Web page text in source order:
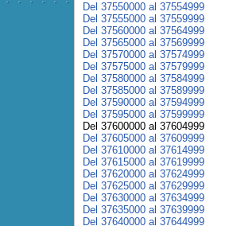
Del 37550000 al 37554999
Del 37555000 al 37559999
Del 37560000 al 37564999
Del 37565000 al 37569999
Del 37570000 al 37574999
Del 37575000 al 37579999
Del 37580000 al 37584999
Del 37585000 al 37589999
Del 37590000 al 37594999
Del 37595000 al 37599999
Del 37600000 al 37604999
Del 37605000 al 37609999
Del 37610000 al 37614999
Del 37615000 al 37619999
Del 37620000 al 37624999
Del 37625000 al 37629999
Del 37630000 al 37634999
Del 37635000 al 37639999
Del 37640000 al 37644999